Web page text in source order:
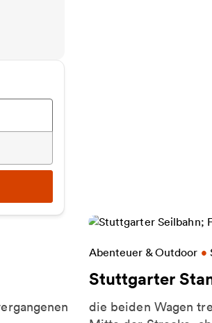
Leonberg Abenteuer & Outdoor •
Stuttgarter
die beiden Wagen
Weitere